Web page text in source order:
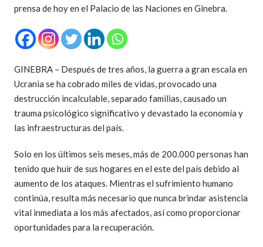
prensa de hoy en el Palacio de las Naciones en Ginebra.
GINEBRA – Después de tres años, la guerra a gran escala en
Ucrania se ha cobrado miles de vidas, provocado una
destrucción incalculable, separado familias, causado un
trauma psicológico significativo y devastado la economía y
las infraestructuras del país.
Solo en los últimos seis meses, más de 200.000 personas han
tenido que huir de sus hogares en el este del país debido al
aumento de los ataques. Mientras el sufrimiento humano
continúa, resulta más necesario que nunca brindar asistencia
vital inmediata a los más afectados, así como proporcionar
oportunidades para la recuperación.